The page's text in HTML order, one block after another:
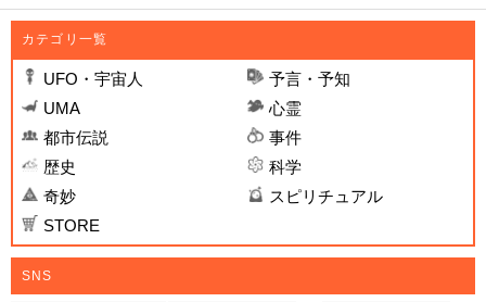
カテゴリ一覧
UFO・宇宙人
予言・予知
UMA
心霊
都市伝説
事件
歴史
科学
奇妙
スピリチュアル
STORE
SNS